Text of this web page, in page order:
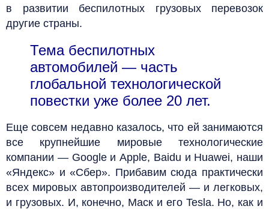
в развитии беспилотных грузовых перевозок
другие страны.
Тема беспилотных
автомобилей — часть
глобальной технологической
повестки уже более 20 лет.
Еще совсем недавно казалось, что ей занимаются
все крупнейшие мировые технологические
компании — Google и Apple, Baidu и Huawei, наши
«Яндекс» и «Сбер». Прибавим сюда практически
всех мировых автопроизводителей — и легковых,
и грузовых. И, конечно, Маск и его Tesla. Но, как и